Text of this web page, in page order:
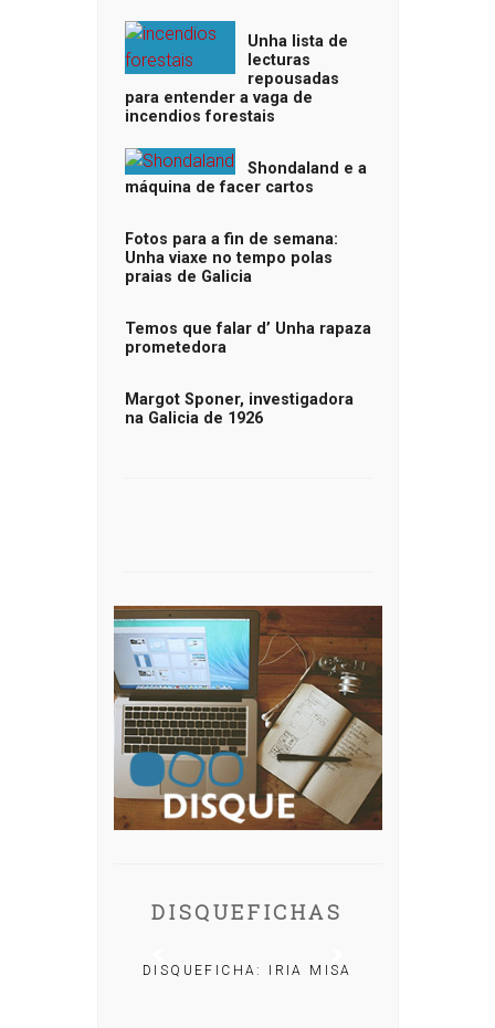
Unha lista de
lecturas
repousadas
para entender a vaga de
incendios forestais
Shondaland e a
máquina de facer cartos
Fotos para a fin de semana:
Unha viaxe no tempo polas
praias de Galicia
Temos que falar d’ Unha rapaza
prometedora
Margot Sponer, investigadora
na Galicia de 1926
DISQUEFICHAS
DISQUEFICHA: IRIA MISA